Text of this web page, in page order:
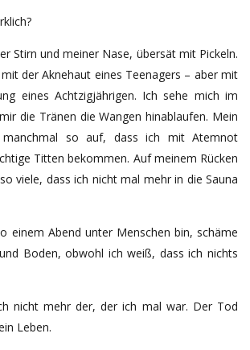
Stirn und meiner Nase, übersät mit Pickeln.
der Aknehaut eines Teenagers – aber mit
eines Achtzigjährigen. Ich sehe mich im
die Tränen die Wangen hinablaufen. Mein
so auf, dass ich mit Atemnot
Titten bekommen. Auf meinem Rücken
viele, dass ich nicht mal mehr in die Sauna
einem Abend unter Menschen bin, schäme
Boden, obwohl ich weiß, dass ich nichts
nicht mehr der, der ich mal war. Der Tod
Leben.